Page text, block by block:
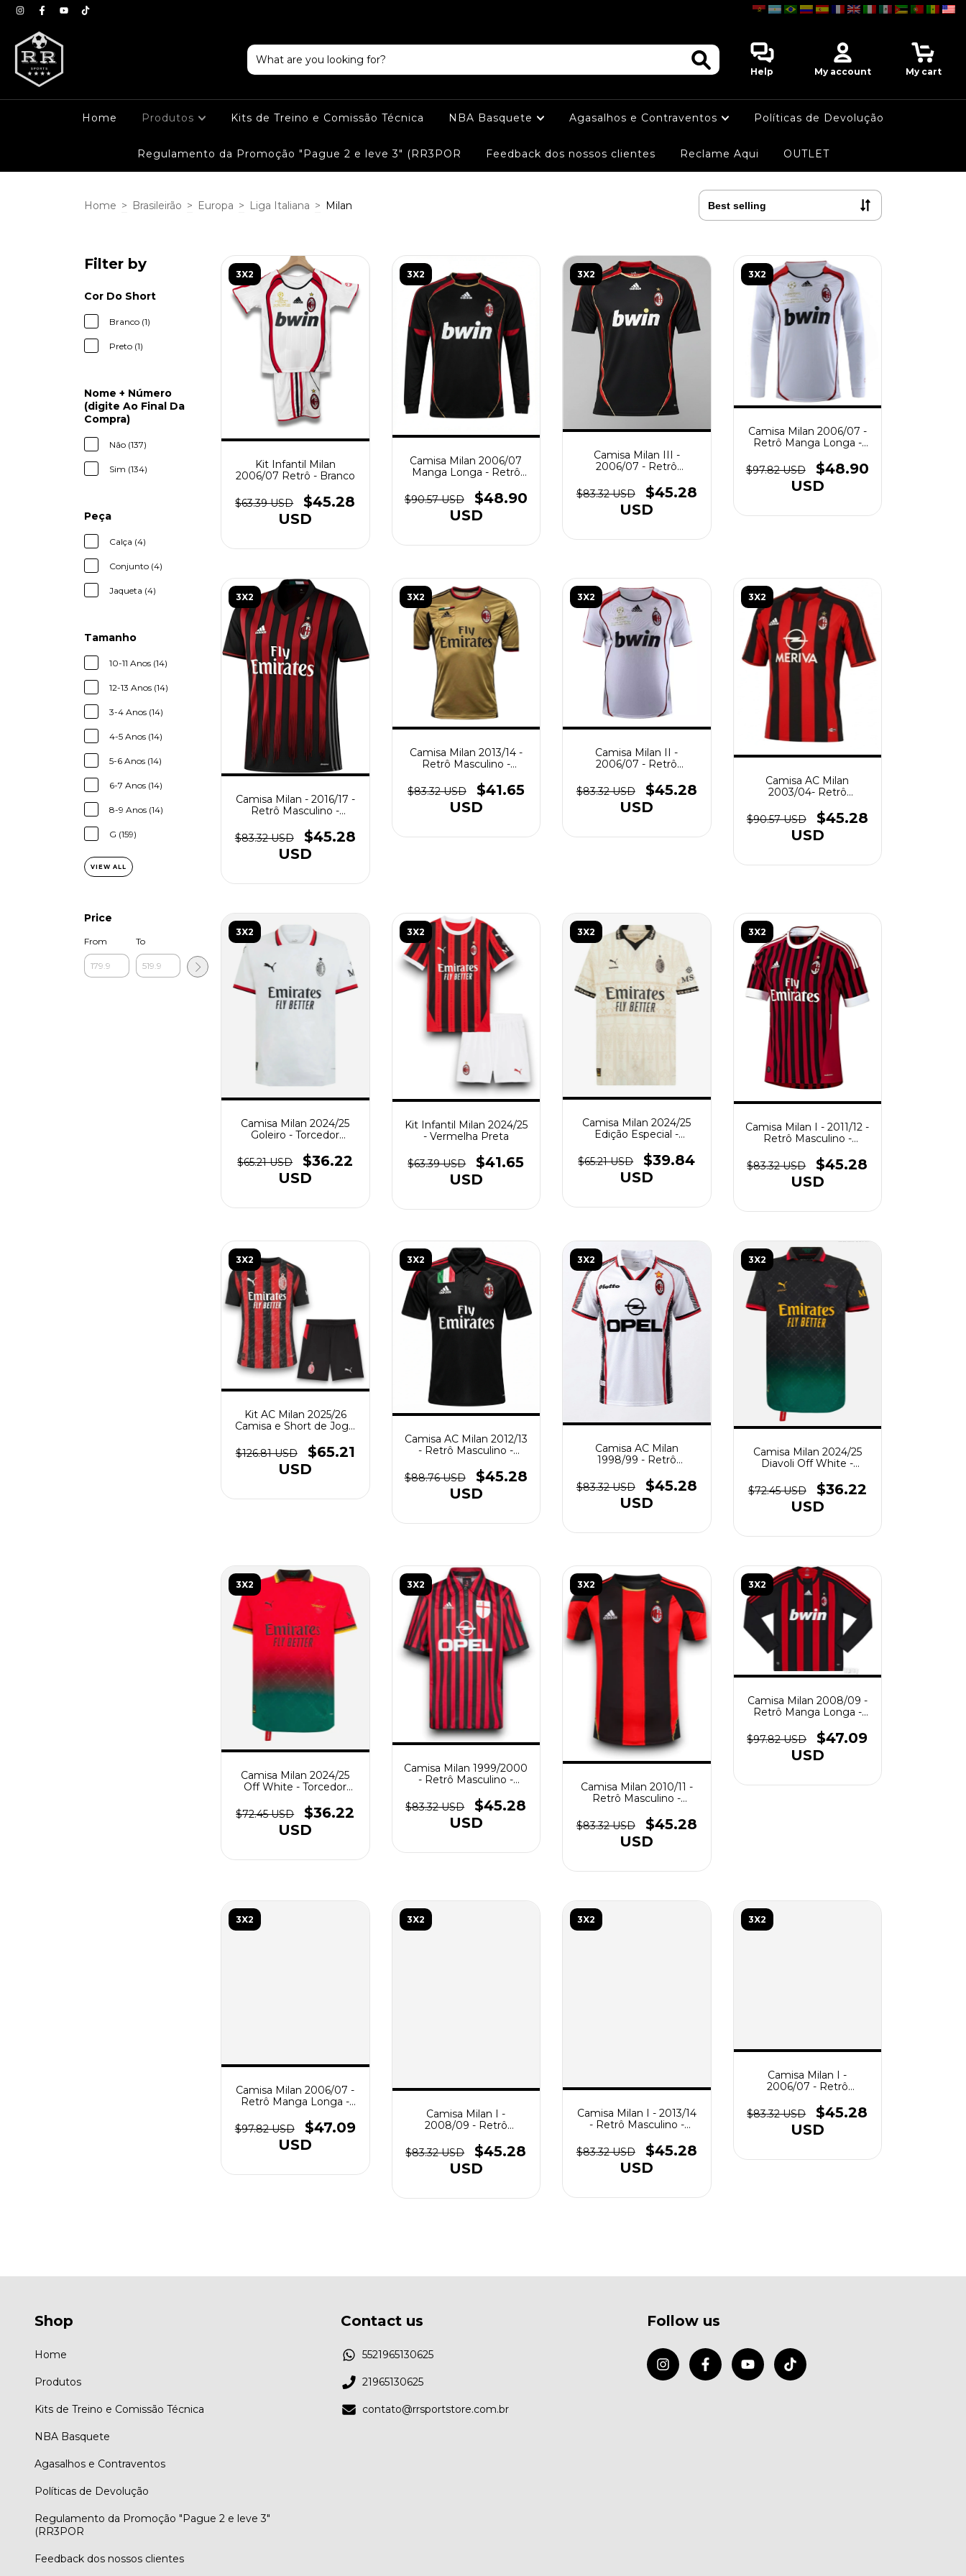
Help My account My cart
Home Produtos Kits de Treino e Comissão Técnica NBA Basquete Agasalhos e Contraventos Políticas de Devolução
Regulamento da Promoção "Pague 2 e leve 3" (RR3POR Feedback dos nossos clientes Reclame Aqui OUTLET
Home > Brasileirão > Europa > Liga Italiana > Milan
Filter by
Cor Do Short
Branco (1)
Preto (1)
Nome + Número
(digite Ao Final Da
Compra)
Não (137)
Sim (134)
Peça
Calça (4)
Conjunto (4)
Jaqueta (4)
Tamanho
10-11 Anos (14)
12-13 Anos (14)
3-4 Anos (14)
4-5 Anos (14)
5-6 Anos (14)
6-7 Anos (14)
8-9 Anos (14)
G (159)
VIEW ALL
Price
From To
3X2
Kit Infantil Milan
2006/07 Retrô - Branco
$63.39 USD
$45.28
USD
3X2
Camisa Milan 2006/07
Manga Longa - Retrô
$90.57 USD
$48.90
USD
3X2
Camisa Milan III -
2006/07 - Retrô
$83.32 USD
$45.28
USD
3X2
Camisa Milan 2006/07 -
Retrô Manga Longa -
$97.82 USD
$48.90
USD
3X2
Camisa Milan - 2016/17 -
Retrô Masculino -
$83.32 USD
$45.28
USD
3X2
Camisa Milan 2013/14 -
Retrô Masculino -
$83.32 USD
$41.65
USD
3X2
Camisa Milan II -
2006/07 - Retrô
$83.32 USD
$45.28
USD
3X2
Camisa AC Milan
2003/04- Retrô
Preta
$90.57 USD
$45.28
USD
3X2
Camisa Milan 2024/25
Goleiro - Torcedor
(cópia)
$65.21 USD
$36.22
USD
3X2
Kit Infantil Milan 2024/25
- Vermelha Preta
$63.39 USD
$41.65
USD
3X2
Camisa Milan 2024/25
Edição Especial -
Bege
$65.21 USD
$39.84
USD
3X2
Camisa Milan I - 2011/12 -
Retrô Masculino -
$83.32 USD
$45.28
USD
3X2
Kit AC Milan 2025/26
Camisa e Short de Jogo
Preto - Vermelho
$126.81 USD
$65.21
USD
3X2
Camisa AC Milan 2012/13
- Retrô Masculino -
$88.76 USD
$45.28
USD
3X2
Camisa AC Milan
1998/99 - Retrô
$83.32 USD
$45.28
USD
3X2
Camisa Milan 2024/25
Diavoli Off White -
Preta verde
$72.45 USD
$36.22
USD
3X2
Camisa Milan 2024/25
Off White - Torcedor
Verde
$72.45 USD
$36.22
USD
3X2
Camisa Milan 1999/2000
- Retrô Masculino -
$83.32 USD
$45.28
USD
3X2
Camisa Milan 2010/11 -
Retrô Masculino -
$83.32 USD
$45.28
USD
3X2
Camisa Milan 2008/09 -
Retrô Manga Longa -
Preta
$97.82 USD
$47.09
USD
3X2
Camisa Milan 2006/07 -
Retrô Manga Longa -
Preta
$97.82 USD
$47.09
USD
3X2
Camisa Milan I -
2008/09 - Retrô
Preta
$83.32 USD
$45.28
USD
3X2
Camisa Milan I - 2013/14
- Retrô Masculino -
$83.32 USD
$45.28
USD
3X2
Camisa Milan I -
2006/07 - Retrô
Preta
$83.32 USD
$45.28
USD
Shop
Home
Produtos
Kits de Treino e Comissão Técnica
NBA Basquete
Agasalhos e Contraventos
Políticas de Devolução
Regulamento da Promoção "Pague 2 e leve 3"
(RR3POR
Feedback dos nossos clientes
Contact us
5521965130625
21965130625
contato@rrsportstore.com.br
Follow us